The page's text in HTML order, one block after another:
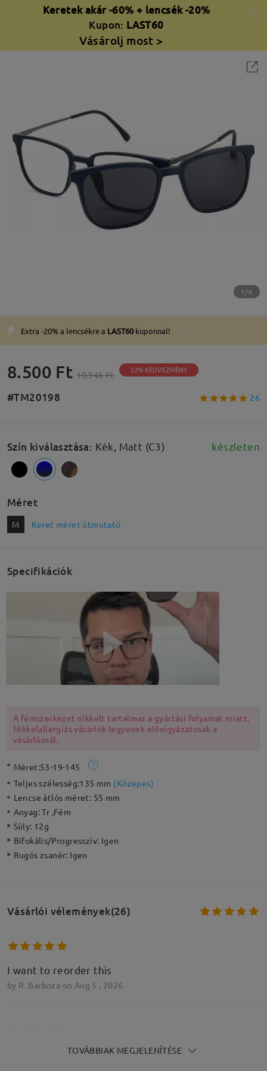
Keretek akár -60% + lencsék -20%
Kupon: LAST60
Vásárolj most >
1/6
Extra -20% a lencsékre a LAST60 kuponnal!
8.500 Ft 10.946 Ft 22% KEDVEZMÉNY
#TM20198 26
Szín kiválasztása: Kék, Matt (C3) készleten
Méret
M Keret méret útmutató
Specifikációk
A fémszerkezet nikkelt tartalmaz a gyártási folyamat miatt.
Nikkelallergiás vásárlók legyenek elővigyázatosak a
vásárlásnál.
Méret:53-19-145
Teljes szélesség:135 mm (Közepes)
Lencse átlós méret: 55 mm
Anyag:Tr ,Fém
Súly: 12g
Bifokális/Progresszív: Igen
Rugós zsanér: Igen
Vásárlói vélemények(26)
I want to reorder this
by R. Barboza on Aug 5 , 2026
Ótima qualidade, recomendo, uma pena que só
TOVÁBBIAK MEGJELENÍTÉSE